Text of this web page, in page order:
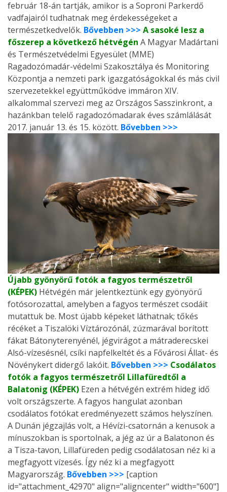
február 18-án tartják, amikor is a Soproni Parkerdő
vadfajairól tudhatnak meg érdekességeket a
természetkedvelők. Bővebben >>> A sasoké lesz a
főszerep a következő hétvégén A Magyar Madártani
és Természetvédelmi Egyesület (MME)
Ragadozómadár-védelmi Szakosztálya és Monitoring
Központja a nemzeti park igazgatóságokkal és más civil
szervezetekkel együttműködve immáron XIV.
alkalommal szervezi meg az Országos Sasszinkront, a
hazánkban telelő ragadozómadarak éves számlálását
2017. január 13. és 15. között. Bővebben >>>
Újabb gyönyörű fotók a fagyos természetről
(KÉPEK) Hétvégén már jelentkeztünk egy gyönyörű
fotósorozattal, amelyben a fagyos természet csodáit
mutattuk be. Most újabb képeket láthatnak; tőkés
récéket a Tiszalöki Víztározónál, zúzmarával borított
fákat Bátonyterenyénél, jégvirágot a mátraderecskei
Alsó-vízesésnél, csíki napfelkeltét és a Fővárosi Állat- és
Növénykert didergő lakóit. Bővebben >>> Csodálatos
fotók a fagyos természetről Lillafüredtől a
Balatonig (KÉPEK) Ezen a hétvégén extrém hideg idő
volt országszerte. A fagyos hangulat azonban
csodálatos fotókat eredményezett számos helyszínen.
A Dunán jégzajlás volt, a Hévízi-csatornán a kenusok a
mínuszokban is sportolnak, a jég az úr a Balatonon és
a Tisza-tavon, Lillafüreden pedig csodálatosan néz ki a
megfagyott vízesés. Így néz ki a megfagyott
Magyarország. Bővebben >>> [caption
id="attachment_42970" align="aligncenter" width="600"]